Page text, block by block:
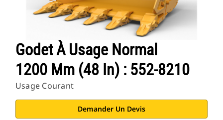
Godet À Usage Normal
1200 Mm (48 In) : 552-8210
Usage Courant
Demander Un Devis